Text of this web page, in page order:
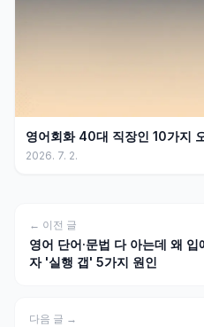
영어회화 40대 직장인 10가지
2026. 7. 2.
← 이전 글
영어 단어·문법 다 아는데 왜
자 '실행 갭' 5가지 원인
다음 글 →